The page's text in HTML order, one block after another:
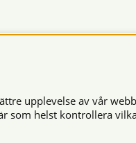
upplevelse av vår
som helst kontrollera